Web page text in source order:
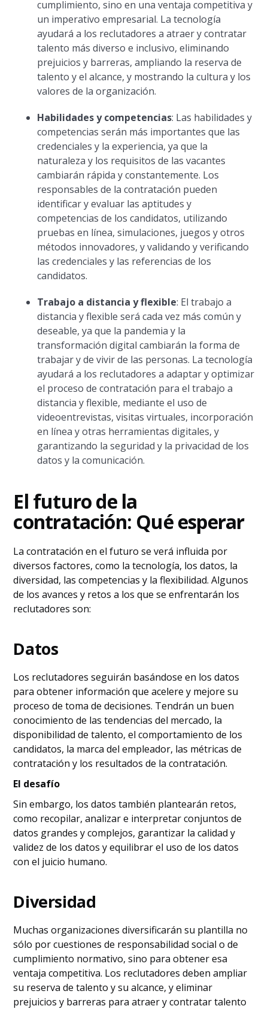
cumplimiento, sino en una ventaja competitiva y
un imperativo empresarial. La tecnología
ayudará a los reclutadores a atraer y contratar
talento más diverso e inclusivo, eliminando
prejuicios y barreras, ampliando la reserva de
talento y el alcance, y mostrando la cultura y los
valores de la organización.
Habilidades y competencias: Las habilidades y
competencias serán más importantes que las
credenciales y la experiencia, ya que la
naturaleza y los requisitos de las vacantes
cambiarán rápida y constantemente. Los
responsables de la contratación pueden
identificar y evaluar las aptitudes y
competencias de los candidatos, utilizando
pruebas en línea, simulaciones, juegos y otros
métodos innovadores, y validando y verificando
las credenciales y las referencias de los
candidatos.
Trabajo a distancia y flexible: El trabajo a
distancia y flexible será cada vez más común y
deseable, ya que la pandemia y la
transformación digital cambiarán la forma de
trabajar y de vivir de las personas. La tecnología
ayudará a los reclutadores a adaptar y optimizar
el proceso de contratación para el trabajo a
distancia y flexible, mediante el uso de
videoentrevistas, visitas virtuales, incorporación
en línea y otras herramientas digitales, y
garantizando la seguridad y la privacidad de los
datos y la comunicación.
El futuro de la
contratación: Qué esperar
La contratación en el futuro se verá influida por
diversos factores, como la tecnología, los datos, la
diversidad, las competencias y la flexibilidad. Algunos
de los avances y retos a los que se enfrentarán los
reclutadores son:
Datos
Los reclutadores seguirán basándose en los datos
para obtener información que acelere y mejore su
proceso de toma de decisiones. Tendrán un buen
conocimiento de las tendencias del mercado, la
disponibilidad de talento, el comportamiento de los
candidatos, la marca del empleador, las métricas de
contratación y los resultados de la contratación.
El desafío
Sin embargo, los datos también plantearán retos,
como recopilar, analizar e interpretar conjuntos de
datos grandes y complejos, garantizar la calidad y
validez de los datos y equilibrar el uso de los datos
con el juicio humano.
Diversidad
Muchas organizaciones diversificarán su plantilla no
sólo por cuestiones de responsabilidad social o de
cumplimiento normativo, sino para obtener esa
ventaja competitiva. Los reclutadores deben ampliar
su reserva de talento y su alcance, y eliminar
prejuicios y barreras para atraer y contratar talento